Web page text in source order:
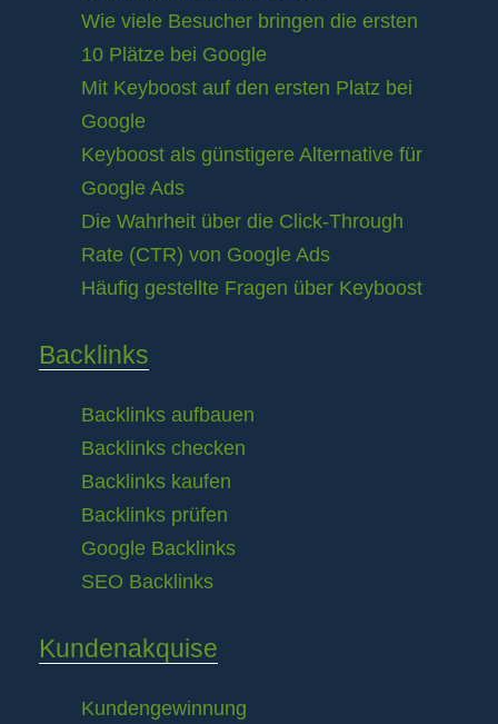
Wie viele Besucher bringen die ersten
10 Plätze bei Google
Mit Keyboost auf den ersten Platz bei
Google
Keyboost als günstigere Alternative für
Google Ads
Die Wahrheit über die Click-Through
Rate (CTR) von Google Ads
Häufig gestellte Fragen über Keyboost
Backlinks
Backlinks aufbauen
Backlinks checken
Backlinks kaufen
Backlinks prüfen
Google Backlinks
SEO Backlinks
Kundenakquise
Kundengewinnung